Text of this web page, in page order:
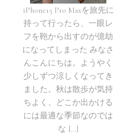
iPhone15 Pro Maxを旅先に
持って行ったら、一眼レ
フを鞄から出すのが億劫
になってしまった みなさ
んこんにちは。ようやく
少しずつ涼しくなってき
ました。秋は散歩が気持
ちよく、どこか出かける
には最適な季節なのでは
な […]